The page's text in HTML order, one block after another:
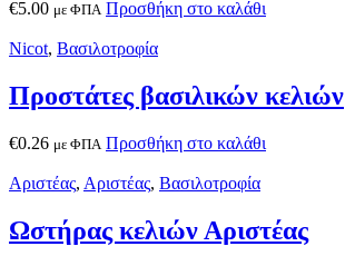
€5.00 με ΦΠΑ Προσθήκη στο καλάθι
Nicot, Βασιλοτροφία
Προστάτες βασιλικών κελιών
€0.26 με ΦΠΑ Προσθήκη στο καλάθι
Αριστέας, Αριστέας, Βασιλοτροφία
Ωστήρας κελιών Αριστέας